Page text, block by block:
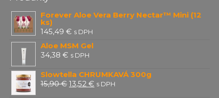
Forever Aloe Vera Berry Nectar™ Mini (12
ks)
145,49€ s DPH
Aloe MSM Gel
34,38€ s DPH
Slowtella CHRUMKAVÁ 300g
15,90€ Pôvodná
13,52€ Aktuálna
s DPH